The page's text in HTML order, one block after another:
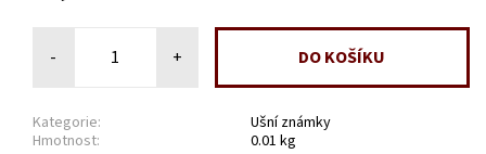
- +
Kategorie:
Ušní známky
Hmotnost:
0.01 kg